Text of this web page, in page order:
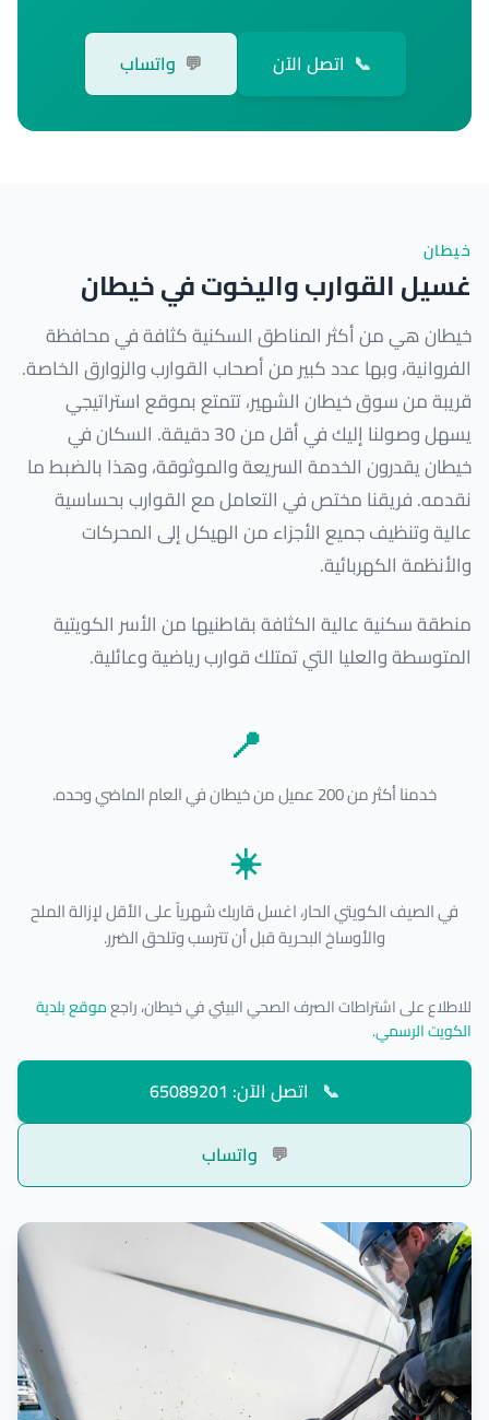
📞 اتصل الآن 💬 واتساب
خيطان
غسيل القوارب واليخوت في خيطان
خيطان هي من أكثر المناطق السكنية كثافة في محافظة
الفروانية، وبها عدد كبير من أصحاب القوارب والزوارق الخاصة.
قريبة من سوق خيطان الشهير، تتمتع بموقع استراتيجي
يسهل وصولنا إليك في أقل من 30 دقيقة. السكان في
خيطان يقدرون الخدمة السريعة والموثوقة، وهذا بالضبط ما
نقدمه. فريقنا مختص في التعامل مع القوارب بحساسية
عالية وتنظيف جميع الأجزاء من الهيكل إلى المحركات
والأنظمة الكهربائية.
منطقة سكنية عالية الكثافة بقاطنيها من الأسر الكويتية
المتوسطة والعليا التي تمتلك قوارب رياضية وعائلية.
📍
خدمنا أكثر من 200 عميل من خيطان في العام الماضي وحده.
☀️
في الصيف الكويتي الحار، اغسل قاربك شهرياً على الأقل لإزالة الملح
والأوساخ البحرية قبل أن تترسب وتلحق الضرر.
للاطلاع على اشتراطات الصرف الصحي البيئي في خيطان، راجعموقع بلدية
الكويت الرسمي.
📞 اتصل الآن: 65089201
💬 واتساب